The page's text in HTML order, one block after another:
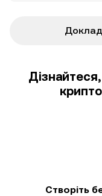
Створіть